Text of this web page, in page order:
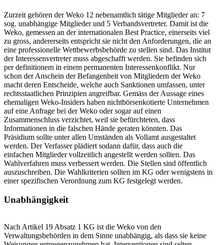
Zurzeit gehören der Weko 12 nebenamtlich tätige Mitglieder an: 7
sog. unabhängige Mitglieder und 5 Verbandsvertreter. Damit ist die
Weko, gemessen an der internationalen Best Practice, einerseits viel
zu gross, andererseits entspricht sie nicht den Anforderungen, die an
eine professionelle Wettbewerbsbehörde zu stellen sind. Das Institut
der Interessenvertreter muss abgeschafft werden. Sie befinden sich
per definitionem in einem permanenten Interessenkonflikt. Nur
schon der Anschein der Befangenheit von Mitgliedern der Weko
macht deren Entscheide, welche auch Sanktionen umfassen, unter
rechtsstaatlichen Prinzipien angreifbar. Gemäss der Aussage eines
ehemaligen Weko-Insiders haben nichtbörsenkotierte Unternehmen
auf eine Anfrage bei der Weko oder sogar auf einen
Zusammenschluss verzichtet, weil sie befürchteten, dass
Informationen in die falschen Hände geraten könnten. Das
Präsidium sollte unter allen Umständen als Vollamt ausgestaltet
werden. Der Verfasser plädiert sodann dafür, dass auch die
einfachen Mitglieder vollzeitlich angestellt werden sollten. Das
Wahlverfahren muss verbessert werden. Die Stellen sind öffentlich
auszuschreiben. Die Wahlkriterien sollten im KG oder wenigstens in
einer spezifischen Verordnung zum KG festgelegt werden.
Unabhängigkeit
Nach Artikel 19 Absatz 1 KG ist die Weko von den
Verwaltungsbehörden in dem Sinne unabhängig, als dass sie keine